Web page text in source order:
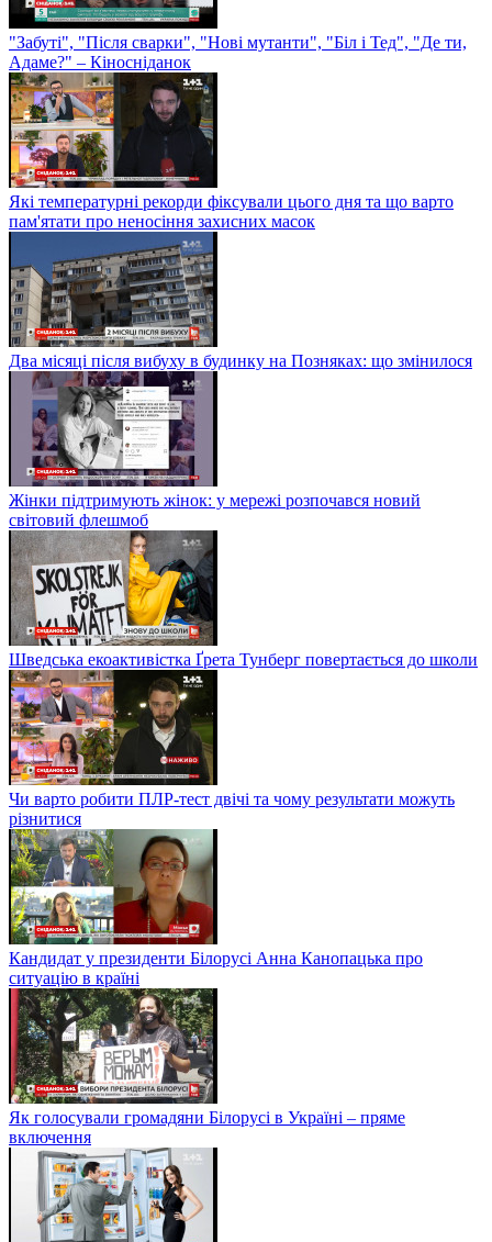
"Забуті", "Після сварки", "Нові мутанти", "Біл і Тед", "Де ти,
Адаме?" – Кіносніданок
Які температурні рекорди фіксували цього дня та що варто
пам'ятати про неносіння захисних масок
Два місяці після вибуху в будинку на Позняках: що змінилося
Жінки підтримують жінок: у мережі розпочався новий
світовий флешмоб
Шведська екоактивістка Ґрета Тунберг повертається до школи
Чи варто робити ПЛР-тест двічі та чому результати можуть
різнитися
Кандидат у президенти Білорусі Анна Канопацька про
ситуацію в країні
Як голосували громадяни Білорусі в Україні – пряме
включення